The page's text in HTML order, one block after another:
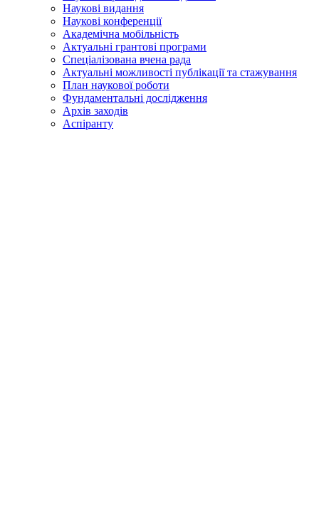
Наукові видання
Наукові конференції
Академічна мобільність
Актуальні грантові програми
Спеціалізована вчена рада
Актуальні можливості публікації та стажування
План наукової роботи
Фундаментальні дослідження
Архів заходів
Аспіранту